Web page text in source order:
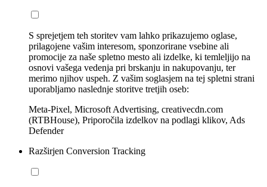
S sprejetjem teh storitev vam lahko prikazujemo oglase,
prilagojene vašim interesom, sponzorirane vsebine ali
promocije za naše spletno mesto ali izdelke, ki temleljijo na
osnovi vašega vedenja pri brskanju in nakupovanju, ter
merimo njihov uspeh. Z vašim soglasjem na tej spletni strani
uporabljamo naslednje storitve tretjih oseb:
Meta-Pixel, Microsoft Advertising, creativecdn.com
(RTBHouse), Priporočila izdelkov na podlagi klikov, Ads
Defender
Razširjen Conversion Tracking